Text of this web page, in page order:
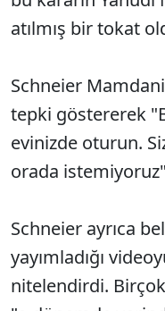
atılmış bir tokat
Schneier
tepki göstererek
evinizde oturun.
orada
Schneier ayrıca
yayımladığı
nitelendirdi.